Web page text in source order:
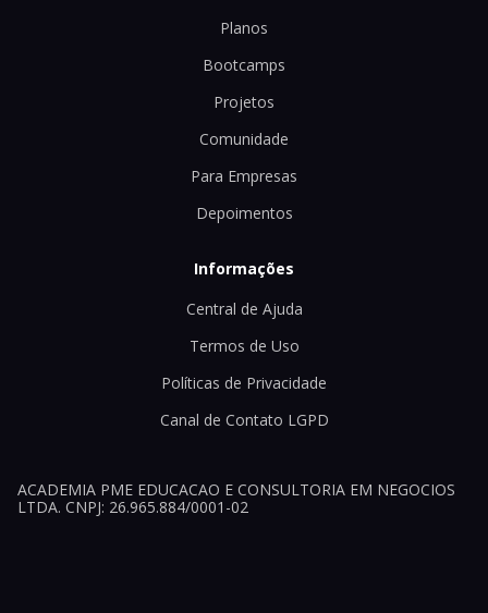
Planos
Bootcamps
Projetos
Comunidade
Para Empresas
Depoimentos
Informações
Central de Ajuda
Termos de Uso
Políticas de Privacidade
Canal de Contato LGPD
ACADEMIA PME EDUCACAO E CONSULTORIA EM NEGOCIOS
LTDA. CNPJ: 26.965.884/0001-02